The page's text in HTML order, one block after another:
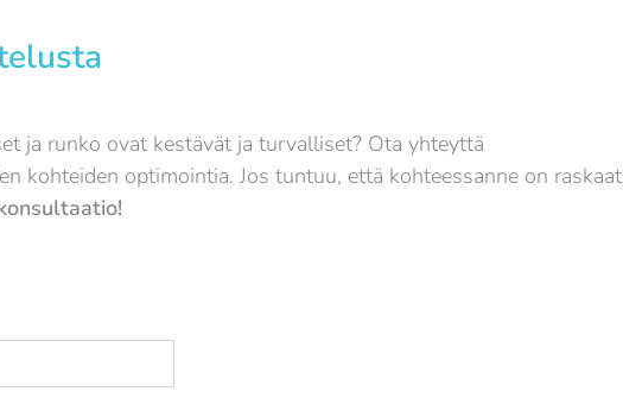
ja runko ovat kestävät ja turvalliset? Ota yhteyttä
kohteiden optimointia. Jos tuntuu, että kohteessanne on raskaat